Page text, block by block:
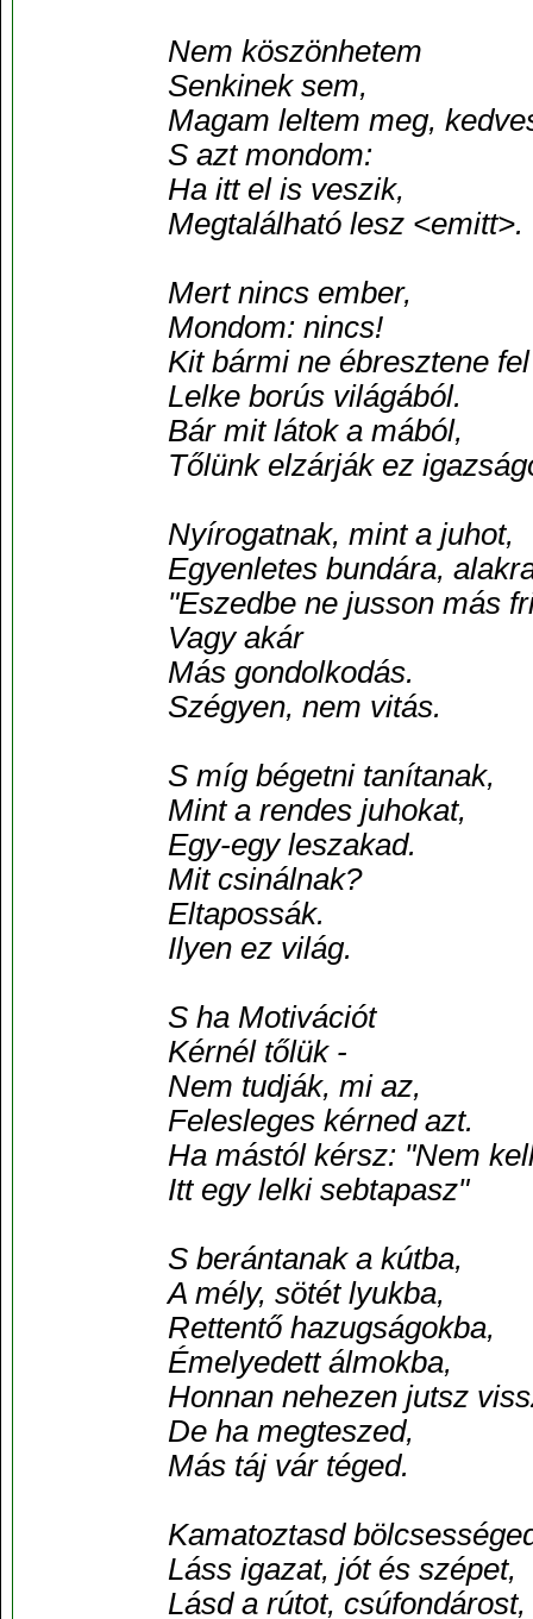
Nem köszönhetem
Senkinek sem,
Magam leltem meg,
S azt mondom:
Ha itt el is veszik,
Megtalálható lesz <emitt>.
Mert nincs ember,
Mondom: nincs!
Kit bármi ne ébresztene fel
Lelke borús világából.
Bár mit látok a mából,
Tőlünk elzárják ez
Nyírogatnak, mint a juhot,
Egyenletes bundára,
"Eszedbe ne jusson más
Vagy akár
Más gondolkodás.
Szégyen, nem vitás.
S míg bégetni tanítanak,
Mint a rendes juhokat,
Egy-egy leszakad.
Mit csinálnak?
Eltapossák.
Ilyen ez világ.
S ha Motivációt
Kérnél tőlük -
Nem tudják, mi az,
Felesleges kérned azt.
Ha mástól kérsz: "Nem
Itt egy lelki sebtapasz"
S berántanak a kútba,
A mély, sötét lyukba,
Rettentő hazugságokba,
Émelyedett álmokba,
Honnan nehezen jutsz
De ha megteszed,
Más táj vár téged.
Kamatoztasd
Láss igazat, jót és szépet,
Lásd a rútot, csúfondárost,